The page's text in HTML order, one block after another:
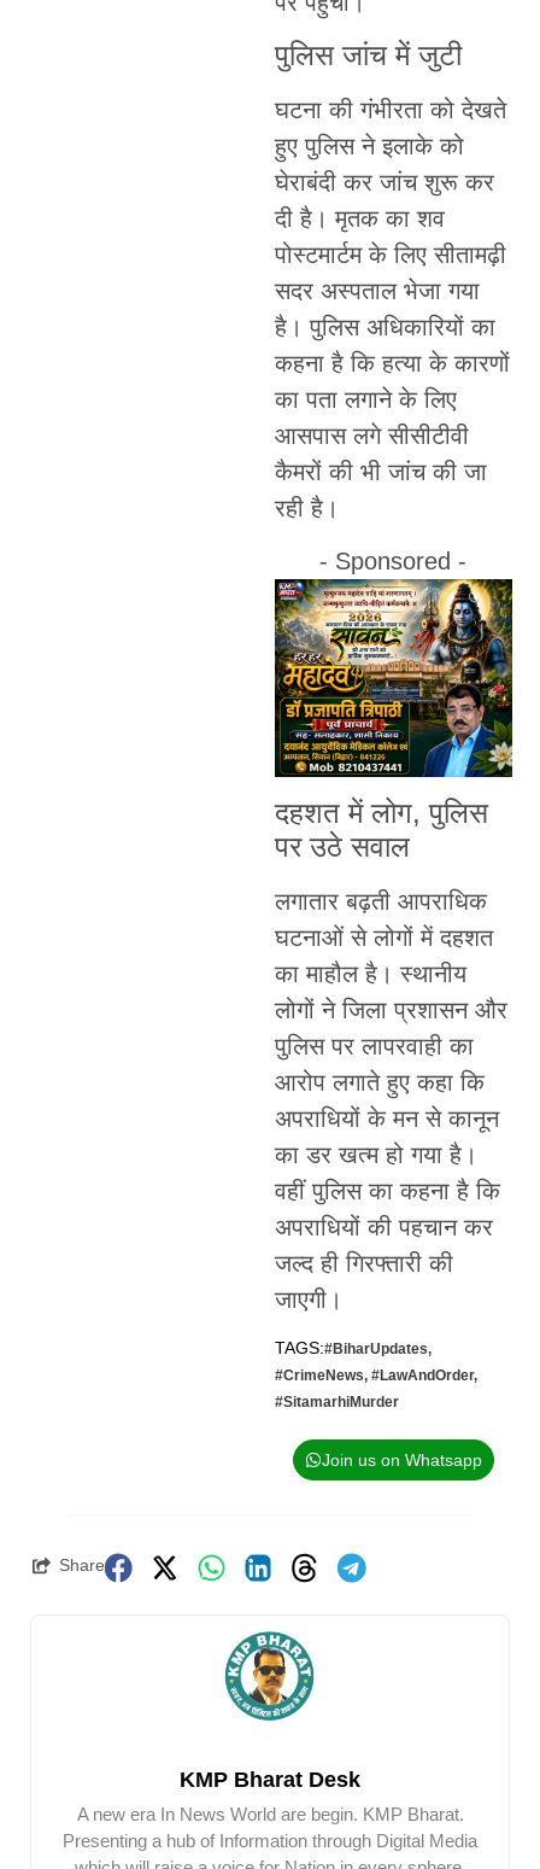
पुलिस जांच में जुटी
घटना की गंभीरता को देखते
हुए पुलिस ने इलाके को
घेराबंदी कर जांच शुरू कर
दी है। मृतक का शव
पोस्टमार्टम के लिए सीतामढ़ी
सदर अस्पताल भेजा गया
है। पुलिस अधिकारियों का
कहना है कि हत्या के कारणों
का पता लगाने के लिए
आसपास लगे सीसीटीवी
कैमरों की भी जांच की जा
रही है।
- Sponsored -
दहशत में लोग, पुलिस
पर उठे सवाल
लगातार बढ़ती आपराधिक
घटनाओं से लोगों में दहशत
का माहौल है। स्थानीय
लोगों ने जिला प्रशासन और
पुलिस पर लापरवाही का
आरोप लगाते हुए कहा कि
अपराधियों के मन से कानून
का डर खत्म हो गया है।
वहीं पुलिस का कहना है कि
अपराधियों की पहचान कर
जल्द ही गिरफ्तारी की
जाएगी।
TAGS:#BiharUpdates,
#CrimeNews, #LawAndOrder,
#SitamarhiMurder
Join us on Whatsapp
Share
KMP Bharat Desk
A new era In News World are begin. KMP Bharat.
Presenting a hub of Information through Digital Media